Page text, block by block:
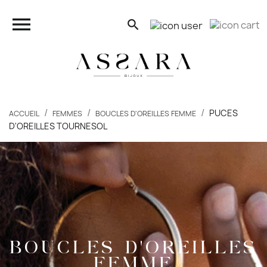
 search
close
FEMMES
HOMMES
ENFANTS
PIERCINGS
BONS PLANS
ACCUEIL FEMMES BOUCLES D'OREILLES FEMME
PUCES
D'OREILLES TOURNESOL
BOUCLES D'OREILLES